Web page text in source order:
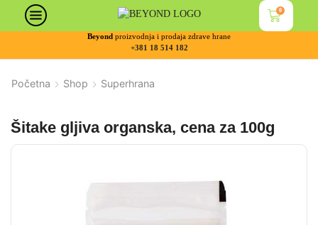
0
Beyond proizvodnja i prodaja zdrave hrane
+381 18 514 182
Početna Shop Superhrana
Šitake gljiva organska, cena za 100g